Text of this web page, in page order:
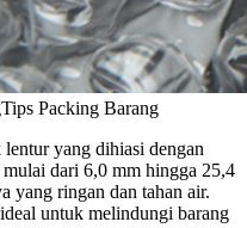
Tips Packing Barang
yang dihiasi dengan
dari 6,0 mm hingga 25,4
yang ringan dan tahan air.
untuk melindungi barang